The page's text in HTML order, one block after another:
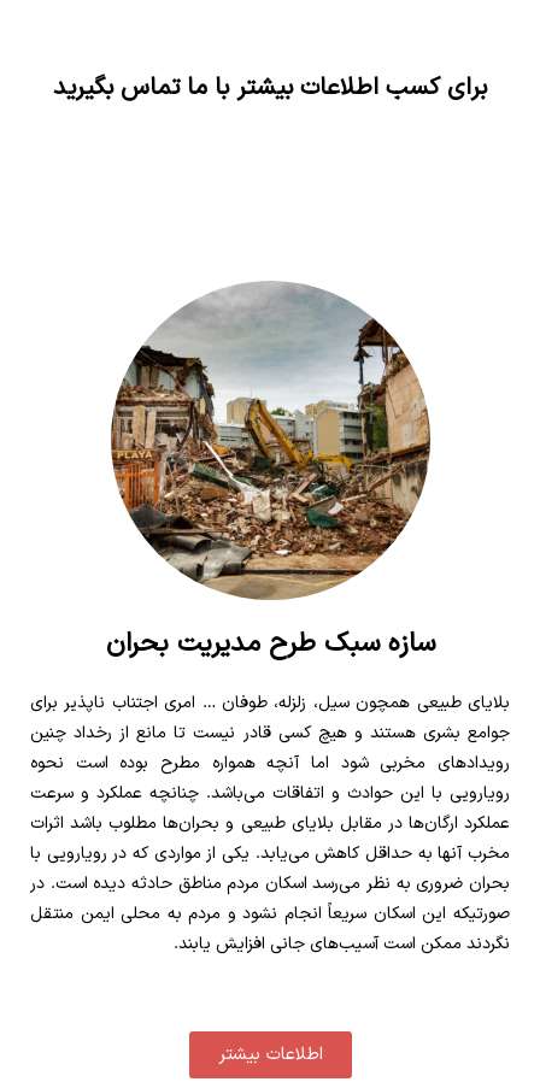
برای کسب اطلاعات بیشتر با ما تماس بگیرید
سازه سبک طرح مدیریت بحران
بلایای طبیعی همچون سیل، زلزله، طوفان … امری اجتناب ناپذیر برای
جوامع بشری هستند و هیچ کسی قادر نیست تا مانع از رخداد چنین
رویدادهای مخربی شود اما آنچه همواره مطرح بوده است نحوه
رویارویی با این حوادث و اتفاقات می‌باشد. چنانچه عملکرد و سرعت
عملکرد ارگان‌ها در مقابل بلایای طبیعی و بحران‌ها مطلوب باشد اثرات
مخرب آنها به حداقل کاهش می‌یابد. یکی از مواردی که در رویارویی با
بحران ضروری به نظر می‌رسد اسکان مردم مناطق حادثه دیده است. در
صورتیکه این اسکان سریعاً انجام نشود و مردم به محلی ایمن منتقل
نگردند ممکن است آسیب‌های جانی افزایش یابند.
اطلاعات بیشتر